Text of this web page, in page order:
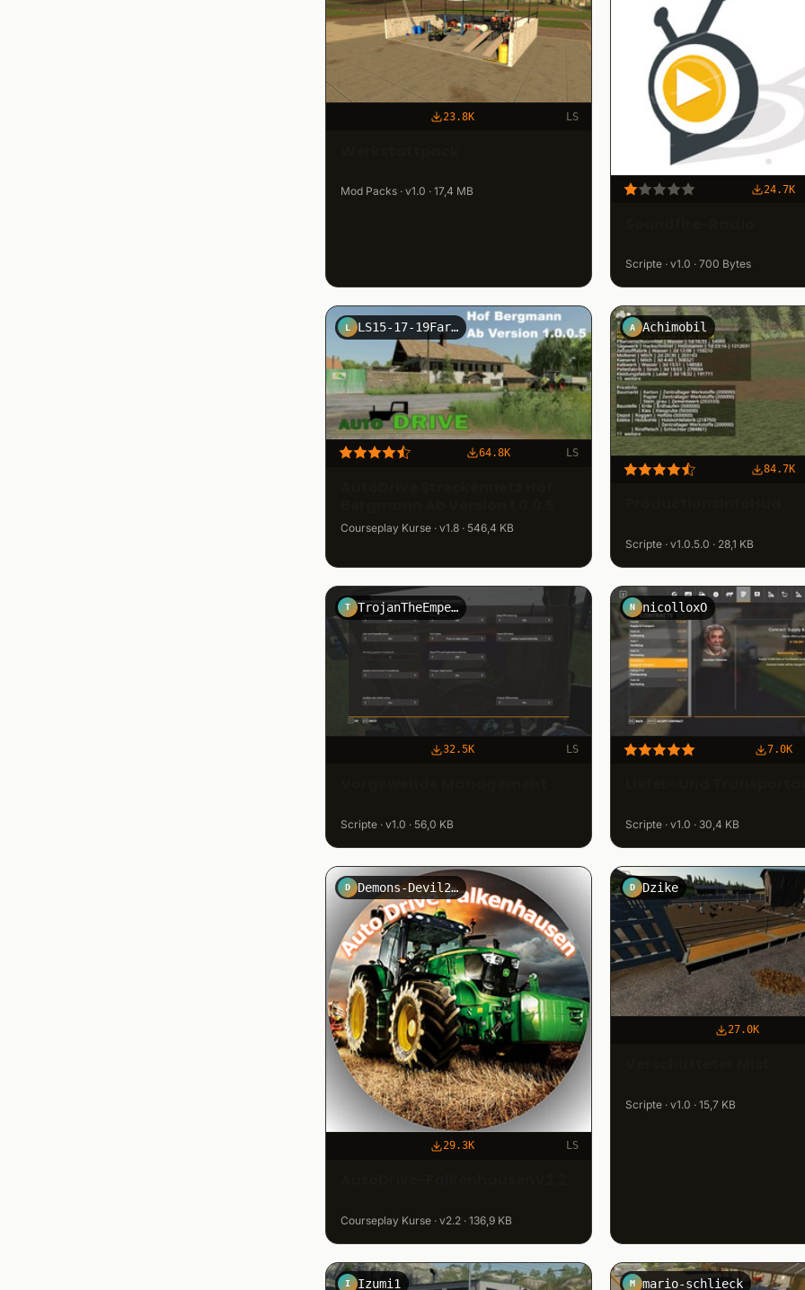
23.8K LS
Mod Packs · v1.0 · 17,4 MB 24.7K
Scripte · v1.0 · 700 Bytes
L LS15-17-19Farmer
64.8K LS
Courseplay Kurse · v1.8 · 546,4 KB
A Achimobil
84.7K
Scripte · v1.0.5.0 · 28,1 KB
T TrojanTheEmperor
32.5K LS
Scripte · v1.0 · 56,0 KB
N nicolloxO
7.0K
Scripte · v1.0 · 30,4 KB
D Demons-Devil2021
29.3K LS
Courseplay Kurse · v2.2 · 136,9 KB
D Dzike
27.0K
Scripte · v1.0 · 15,7 KB
I Izumi1 M mario-schlieck